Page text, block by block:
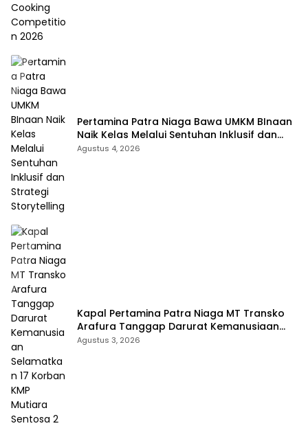
Pertamina Patra Niaga Bawa UMKM BInaan
Naik Kelas Melalui Sentuhan Inklusif dan
Strategi Storytelling
Agustus 4, 2026
Kapal Pertamina Patra Niaga MT Transko
Arafura Tanggap Darurat Kemanusiaan
Selamatkan 17 Korban KMP Mutiara
Agustus 3, 2026